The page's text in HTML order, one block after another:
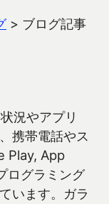
> ブログ記事
況やアプリ
携帯電話やス
Play, App
ログラミング
います。ガラ